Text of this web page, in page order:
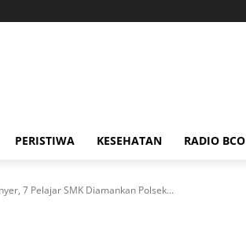
PERISTIWA KESEHATAN RADIO BCO
7 Pelajar SMK Diamankan Polsek...